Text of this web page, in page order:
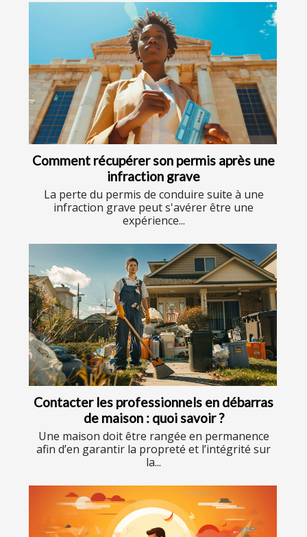
Comment récupérer son permis après une
infraction grave
La perte du permis de conduire suite à une
infraction grave peut s'avérer être une
expérience...
Contacter les professionnels en débarras
de maison : quoi savoir ?
Une maison doit être rangée en permanence
afin d’en garantir la propreté et l’intégrité sur
la...